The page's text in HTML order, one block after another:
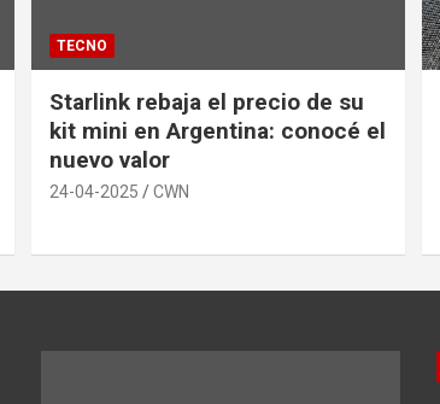
TECNO
Starlink rebaja el precio de su
kit mini en Argentina: conocé el
nuevo valor
24-04-2025 CWN